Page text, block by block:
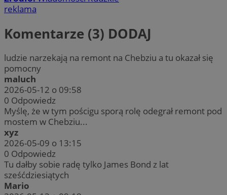
reklama
Komentarze (3) DODAJ
ludzie narzekają na remont na Chebziu a tu okazał się
pomocny
maluch
2026-05-12 o 09:58
0 Odpowiedz
Myślę, że w tym pościgu sporą rolę odegrał remont pod
mostem w Chebziu...
xyz
2026-05-09 o 13:15
0 Odpowiedz
Tu dałby sobie radę tylko James Bond z lat
sześćdziesiątych
Mario